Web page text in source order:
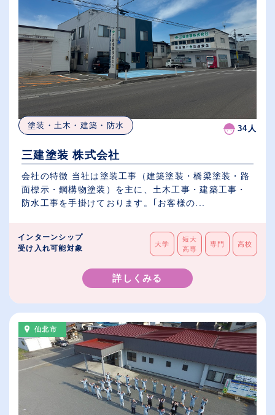
塗装・土木・建築・防水 34人
三建塗装 株式会社
会社の特徴 当社は塗装工事（建築塗装・橋梁塗装・路
面標示・鋼構物塗装）を主に、土木工事・建築工事・
防水工事を手掛けております。｢お客様の...
インターンシップ
受け入れ可能対象
大学
短大
高専
専門 高校
詳しくみる
仙北市